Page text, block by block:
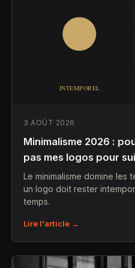
3 AOÛT 2026
Minimalisme 2026 :
pas mes logos pour
Le minimalisme domine les
un logo doit rester
temps.
Lire l'article →